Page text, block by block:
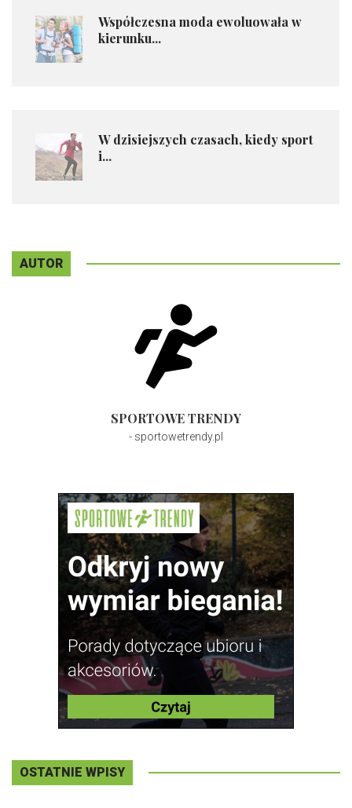
Współczesna moda ewoluowała w
kierunku...
W dzisiejszych czasach, kiedy sport
i...
AUTOR
SPORTOWE TRENDY
- sportowetrendy.pl
OSTATNIE WPISY